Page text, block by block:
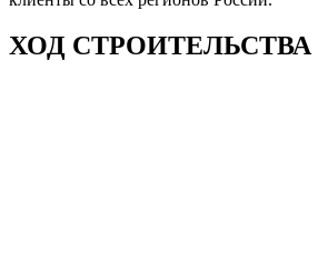
ХОД СТРОИТЕЛЬСТВА